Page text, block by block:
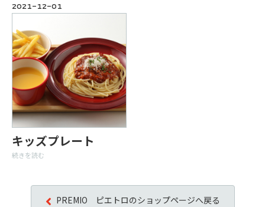
2021-12-01
キッズプレート
続きを読む
PREMIO ピエトロのショップページへ戻る